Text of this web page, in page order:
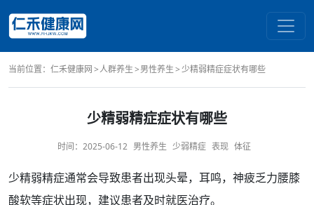
当前位置： 仁禾健康网 人群养生 男性养生 少精弱精症症状有哪些
少精弱精症症状有哪些
时间： 2025-06-12 男性养生 少弱精症 表现 体征
少精弱精症通常会导致患者出现头晕， 耳鸣，神疲乏力腰膝
酸软等症状出现，建议患者及时就医治疗。